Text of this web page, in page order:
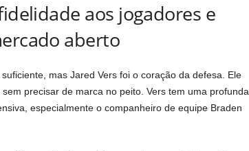
aos jogadores e
aberto
mas Jared Vers foi o coração da defesa. Ele
precisar de marca no peito. Vers tem uma profunda
especialmente o companheiro de equipe Braden